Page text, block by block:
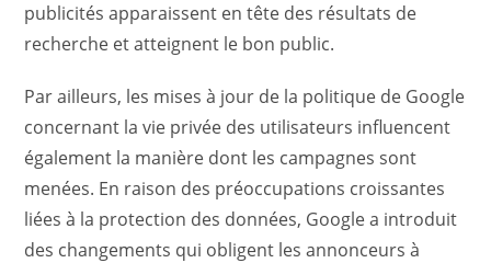
publicités apparaissent en tête des résultats de
recherche et atteignent le bon public.
Par ailleurs, les mises à jour de la politique de Google
concernant la vie privée des utilisateurs influencent
également la manière dont les campagnes sont
menées. En raison des préoccupations croissantes
liées à la protection des données, Google a introduit
des changements qui obligent les annonceurs à